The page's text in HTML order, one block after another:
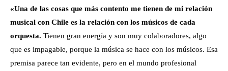
«Una de las cosas que más contento me tienen de mi relación
musical con Chile es la relación con los músicos de cada
orquesta. Tienen gran energía y son muy colaboradores, algo
que es impagable, porque la música se hace con los músicos. Esa
premisa parece tan evidente, pero en el mundo profesional